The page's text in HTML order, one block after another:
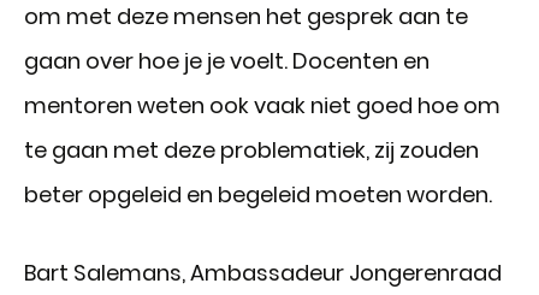
om met deze mensen het gesprek aan te
gaan over hoe je je voelt. Docenten en
mentoren weten ook vaak niet goed hoe om
te gaan met deze problematiek, zij zouden
beter opgeleid en begeleid moeten worden.
Bart Salemans, Ambassadeur Jongerenraad